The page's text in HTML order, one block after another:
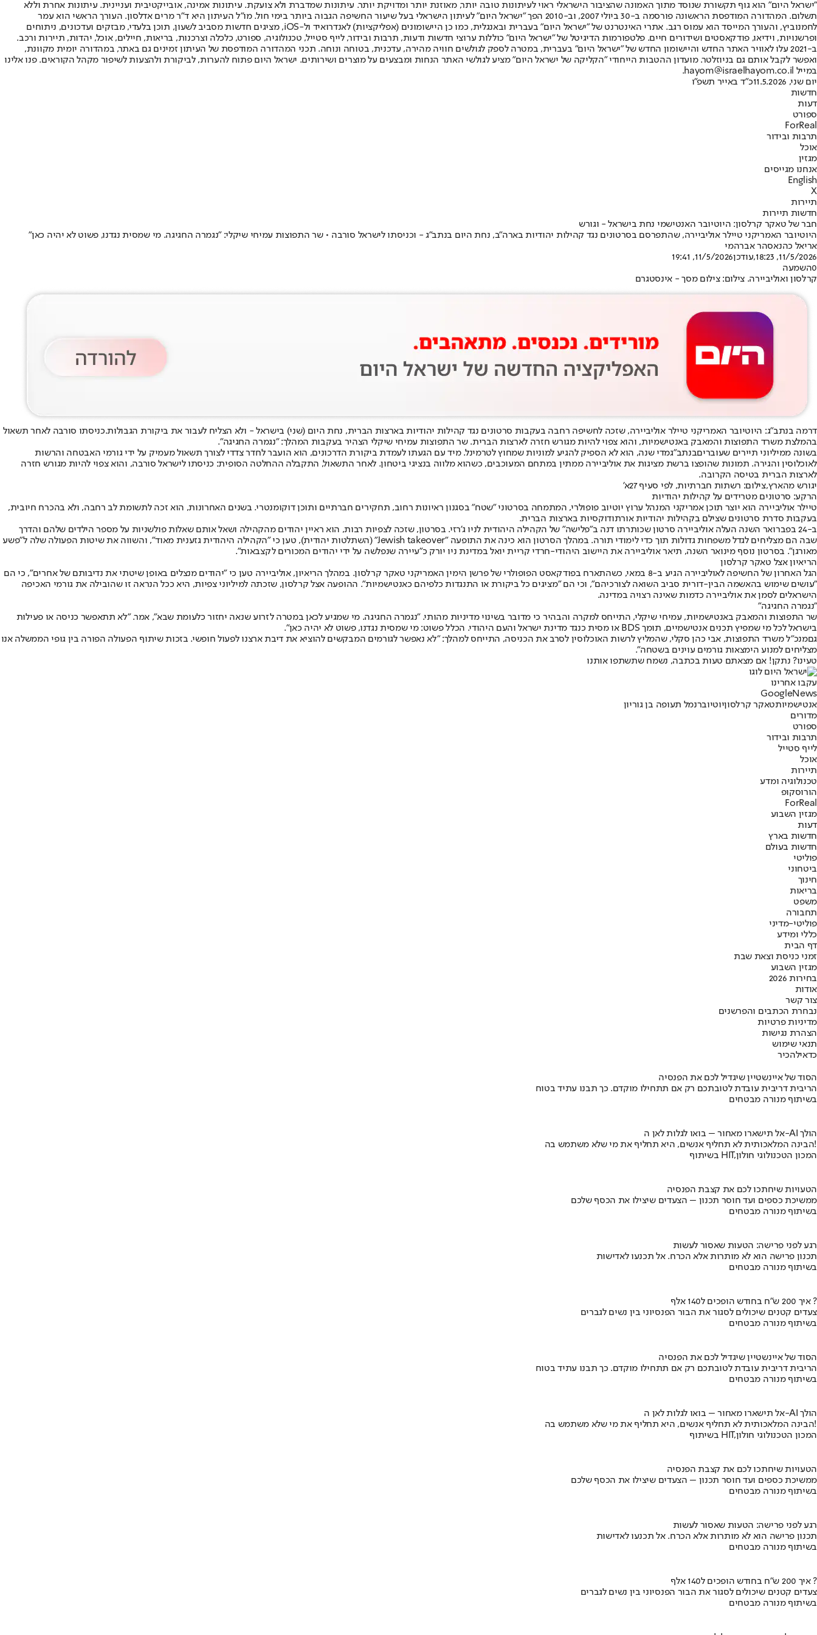
"ישראל היום" הוא גוף תקשורת שנוסד מתוך האמונה שהציבור הישראלי ראוי לעיתונות טובה יותר, מאוזנת יותר ומדויקת יותר. עיתונות שמדברת ולא צועקת. עיתונות אמינה, אובייקטיבית ועניינית. עיתונות אחרת וללא
תשלום. המהדורה המודפסת הראשונה פורסמה ב-30 ביולי 2007, וב-2010 הפך "ישראל היום" לעיתון הישראלי בעל שיעור החשיפה הגבוה ביותר בימי חול. מו"ל העיתון היא ד"ר מרים אדלסון. העורך הראשי הוא עמר
לחמנוביץ, והעורך המייסד הוא עמוס רגב. אתרי האינטרנט של "ישראל היום" בעברית ובאנגלית, כמו כן היישומונים (אפליקציות) לאנדרואיד ול-iOS, מציגים חדשות מסביב לשעון, תוכן בלעדי, מבזקים ועדכונים, ניתוחים
ופרשנויות, וידיאו, פודקאסטים ושידורים חיים. פלטפורמות הדיגיטל של "ישראל היום" כוללות ערוצי חדשות ודעות, תרבות ובידור, לייף סטייל, טכנולוגיה, ספורט, כלכלה וצרכנות, בריאות, חיילים, אוכל, יהדות, תיירות ורכב.
ב-2021 עלו לאוויר האתר החדש והיישומון החדש של "ישראל היום" בעברית, במטרה לספק לגולשים חוויה מהירה, עדכנית, בטוחה ונוחה. תכני המהדורה המודפסת של העיתון זמינים גם באתר, במהדורה יומית מקוונת,
ואפשר לקבל אותם גם בניוזלטר. מועדון ההטבות הייחודי "הקליקה של ישראל היום" מציע לגולשי האתר הנחות ומבצעים על מוצרים ושירותים. ישראל היום פתוח להערות, לביקורת ולהצעות לשיפור מקהל הקוראים. פנו אלינו
במייל hayom@israelhayom.co.il.
יום שני, 11.5.2026
כ"ד באייר תשפ"ו
חדשות
דעות
ספורט
ForReal
תרבות ובידור
אוכל
מגזין
אנחנו מגייסים
English
X
תיירות
חדשות תיירות
חבר של טאקר קרלסון: היוטיובר האנטישמי נחת בישראל - וגורש
היוטיובר האמריקני טיילר אוליביירה, שהתפרסם בסרטונים נגד קהילות יהודיות בארה"ב, נחת היום בנתב"ג - וכניסתו לישראל סורבה • שר התפוצות עמיחי שיקלי: "נגמרה החגיגה. מי שמסית נגדנו, פשוט לא יהיה כאן"
אריאל כהנאסהר אברהמי
11/5/2026, 18:23
,עודכן11/5/2026, 19:41
0השמעה
קרלסון ואוליביירה. צילום: צילום מסך - אינסטגרם
דרמה בנתב"ג: היוטיובר האמריקני טיילר אוליביירה, שזכה לחשיפה רחבה בעקבות סרטונים נגד קהילות יהודיות בארצות הברית, נחת היום (שני) בישראל - ולא הצליח לעבור את ביקורת הגבולות.כניסתו סורבה לאחר תשאול
בהמלצת משרד התפוצות והמאבק באנטישמיות, והוא צפוי להיות מגורש חזרה לארצות הברית. שר התפוצות עמיחי שיקלי הצהיר בעקבות המהלך: "נגמרה החגיגה".
בשונה ממיליוני תיירים שעובריםבנתב"גמדי שנה, הוא לא הספיק להגיע למוניות שמחוץ לטרמינל. מיד עם הגעתו לעמדת ביקורת הדרכונים, הוא הועבר לחדר צדדי לצורך תשאול מעמיק על ידי גורמי האבטחה והרשות
לאוכלוסין והגירה. תמונות שהופצו ברשת מציגות את אוליביירה ממתין במתחם המעוכבים, כשהוא מלווה בנציגי ביטחון. לאחר התשאול, התקבלה ההחלטה הסופית: כניסתו לישראל סורבה, והוא צפוי להיות מגורש חזרה
לארצות הברית בטיסה הקרובה.
יגורש מהארץ,צילום: רשתות חברתיות, לפי סעיף 27א'
הרקע: סרטונים מטרידים על קהילות יהודיות
טיילר אוליביירה הוא יוצר תוכן אמריקני המנהל ערוץ יוטיוב פופולרי, המתמחה בסרטוני "שטח" בסגנון ראיונות רחוב, תחקירים חברתיים ותוכן דוקומנטרי. בשנים האחרונות, הוא זכה לתשומת לב רחבה, ולא בהכרח חיובית,
בעקבות סדרת סרטונים שצילם בקהילות יהודיות אורתודוקסיות בארצות הברית.
ב-24 בפברואר השנה העלה אוליביירה סרטון שכותרתו דנה ב"פלישה" של הקהילה היהודית לניו ג'רזי. בסרטון, שזכה לצפיות רבות, הוא ראיין יהודים מהקהילה ושאל אותם שאלות פולשניות על מספר הילדים שלהם והדרך
שבה הם מצליחים לגדל משפחות גדולות תוך כדי לימודי תורה. במהלך הסרטון הוא כינה את התופעה "Jewish takeover" (השתלטות יהודית), טען כי "הקהילה היהודית גזענית מאוד", והשווה את שיטות הפעולה שלה ל"פשע
מאורגן". בסרטון נוסף מינואר השנה, תיאר אוליביירה את היישוב היהודי-חרדי קריית יואל במדינת ניו יורק כ"עיירה שנפלשה על ידי יהודים המכורים לקצבאות".
הריאיון אצל טאקר קרלסון
הגל האחרון של החשיפה לאוליביירה הגיע ב-8 במאי, כשהתארח בפודקאסט הפופולרי של פרשן הימין האמריקני טאקר קרלסון. במהלך הריאיון, אוליביירה טען כי "יהודים מנצלים באופן שיטתי את נדיבותם של אחרים", כי הם
"עושים שימוש בהאשמה הבין-דורית סביב השואה לצורכיהם", וכי הם "מציגים כל ביקורת או התנגדות כלפיהם כאנטישמיות". ההופעה אצל קרלסון, שזכתה למיליוני צפיות, היא ככל הנראה זו שהובילה את גורמי האכיפה
הישראלים לסמן את אוליביירה כדמות שאינה רצויה במדינה.
"נגמרה החגיגה"
שר התפוצות והמאבק באנטישמיות, עמיחי שיקלי, התייחס למקרה והבהיר כי מדובר בשינוי מדיניות מהותי. "נגמרה החגיגה. מי שמגיע לכאן במטרה לזרוע שנאה יחזור כלעומת שבא", אמר. "לא תתאפשר כניסה או פעילות
בישראל לכל מי שמפיץ תכנים אנטישמיים, תומך BDS או מסית כנגד מדינת ישראל והעם היהודי. הכלל פשוט: מי שמסית נגדנו, פשוט לא יהיה כאן".
גםמנכ"ל משרד התפוצות, אבי כהן סקלי, שהמליץ לרשות האוכלוסין לסרב את הכניסה, התייחס למהלך: "לא נאפשר לגורמים המבקשים להוציא את דיבת ארצנו לפעול חופשי. בזכות שיתוף הפעולה הפורה בין גופי הממשלה אנו
מצליחים למנוע הימצאות גורמים עוינים בשטחה".
טעינו? נתקן! אם מצאתם טעות בכתבה, נשמח שתשתפו אותנו
עקבו אחרינו
Googl eNews
אנטישמיותטאקר קרלסוןיוטיוברנמל תעופה בן גוריון
מדורים
ספורט
תרבות ובידור
לייף סטייל
אוכל
תיירות
טכנולוגיה ומדע
הורוסקופ
ForReal
מגזין השבוע
דעות
חדשות בארץ
חדשות בעולם
פוליטי
ביטחוני
חינוך
בריאות
משפט
תחבורה
פוליטי-מדיני
כללי ומידע
דף הבית
זמני כניסת וצאת שבת
מגזין השבוע
בחירות 2026
אודות
צור קשר
נבחרת הכתבים והפרשנים
מדיניות פרטיות
הצהרת נגישות
תנאי שימוש
כדאילהכיר
הסוד של איינשטיין שיגדיל לכם את הפנסיה
הריבית דריבית עובדת לטובתכם רק אם תתחילו מוקדם. כך תבנו עתיד בטוח
בשיתוף מנורה מבטחים
אל תישארו מאחור – בואו לגלות לאן ה-AI הולך
הבינה המלאכותית לא תחליף אנשים, היא תחליף את מי שלא משתמש בה!
בשיתוף HIT,המכון הטכנולוגי חולון
הטעויות שיחתכו לכם את קצבת הפנסיה
ממשיכת כספים ועד חוסר תכנון – הצעדים שיצילו את הכסף שלכם
בשיתוף מנורה מבטחים
רגע לפני פרישה: הטעות שאסור לעשות
תכנון פרישה הוא לא מותרות אלא הכרח. אל תכנעו לאדישות
בשיתוף מנורה מבטחים
איך 200 ש"ח בחודש הופכים ל140 אלף ?
צעדים קטנים שיכולים לסגור את הבור הפנסיוני בין נשים לגברים
בשיתוף מנורה מבטחים
הסוד של איינשטיין שיגדיל לכם את הפנסיה
הריבית דריבית עובדת לטובתכם רק אם תתחילו מוקדם. כך תבנו עתיד בטוח
בשיתוף מנורה מבטחים
אל תישארו מאחור – בואו לגלות לאן ה-AI הולך
הבינה המלאכותית לא תחליף אנשים, היא תחליף את מי שלא משתמש בה!
בשיתוף HIT,המכון הטכנולוגי חולון
הטעויות שיחתכו לכם את קצבת הפנסיה
ממשיכת כספים ועד חוסר תכנון – הצעדים שיצילו את הכסף שלכם
בשיתוף מנורה מבטחים
רגע לפני פרישה: הטעות שאסור לעשות
תכנון פרישה הוא לא מותרות אלא הכרח. אל תכנעו לאדישות
בשיתוף מנורה מבטחים
איך 200 ש"ח בחודש הופכים ל140 אלף ?
צעדים קטנים שיכולים לסגור את הבור הפנסיוני בין נשים לגברים
בשיתוף מנורה מבטחים